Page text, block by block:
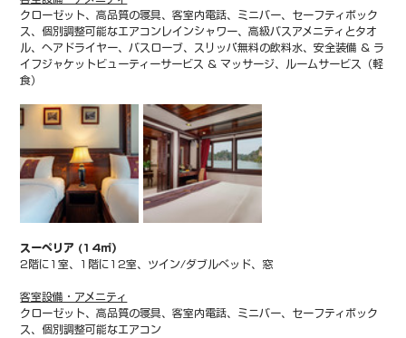
クローゼット、高品質の寝具、客室内電話、ミニバー、セーフティボック
ス、個別調整可能なエアコンレインシャワー、高級バスアメニティとタオ
ル、ヘアドライヤー、バスローブ、スリッパ無料の飲料水、安全装備 & ラ
イフジャケットビューティーサービス & マッサージ、ルームサービス（軽
食）
スーペリア (14㎡）
2階に1室、1階に12室、ツイン/ダブルベッド、窓
客室設備・アメニティ
クローゼット、高品質の寝具、客室内電話、ミニバー、セーフティボック
ス、個別調整可能なエアコン